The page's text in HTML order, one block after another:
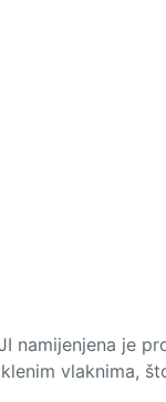
namijenjena je
vlaknima,